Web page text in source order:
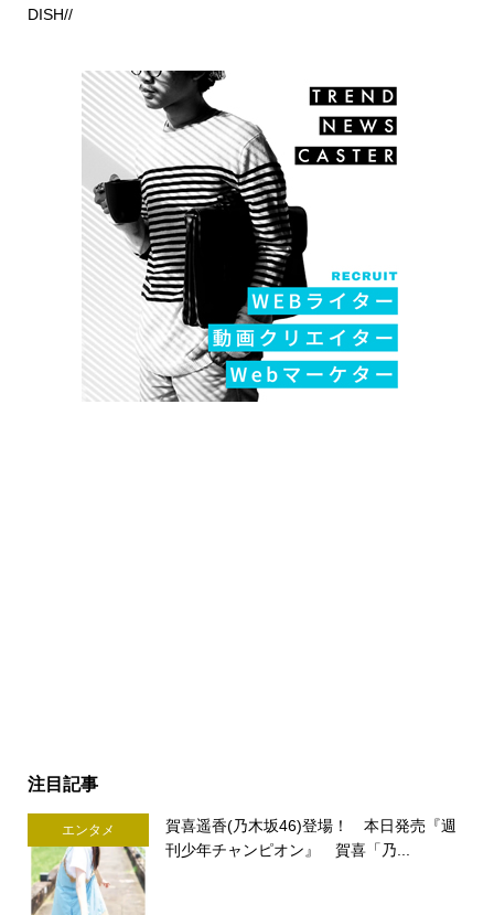
DISH//
注目記事
エンタメ
賀喜遥香(乃木坂46)登場！ 本日発売『週
刊少年チャンピオン』 賀喜「乃...